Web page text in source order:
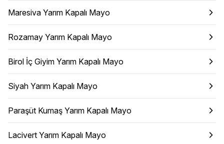
Maresiva Yarım Kapalı Mayo
Rozamay Yarım Kapalı Mayo
Birol İç Giyim Yarım Kapalı Mayo
Siyah Yarım Kapalı Mayo
Paraşüt Kumaş Yarım Kapalı Mayo
Lacivert Yarım Kapalı Mayo